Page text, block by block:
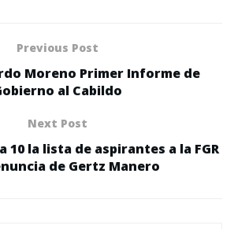
Previous Post
Moreno Primer Informe de
al Cabildo
Next Post
10 la lista de aspirantes a la FGR
de Gertz Manero